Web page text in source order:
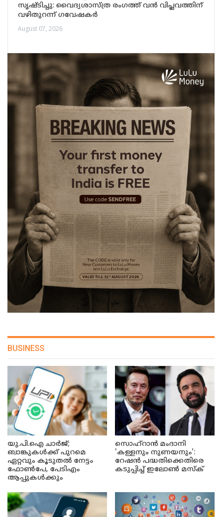
സൃഷ്ടിച്ചു: വൈദ്യശാസ്ത്ര രംഗത്ത് വൻ വിപ്ലവത്തിന്
വഴിതുറന്ന് ഗവേഷകർ
August 07, 2026
BUSINESS
യു.പി.ഐ ചാർജ്;
ബാങ്കുകൾക്ക് പുറമെ
ഏറ്റവും കൂടുതൽ നേട്ടം
ഫോൺപേ, പേടിഎം
ആപ്പുകൾക്കും
സൊഹ്റാൻ മംദാനി
'കള്ളനും നുണയനും':
റേഷൻ പദ്ധതിക്കെതിരെ
കടുപ്പിച്ച് ഇലോൺ മസ്ക്